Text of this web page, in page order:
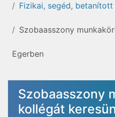
Fizikai, segéd, betanított
Szobaasszony
Egerben
Szobaasszony
kollégát